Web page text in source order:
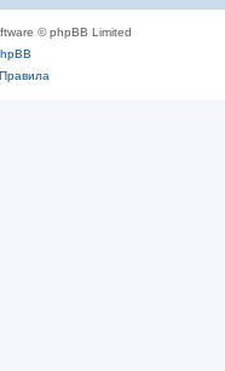
© phpBB Limited
Правила